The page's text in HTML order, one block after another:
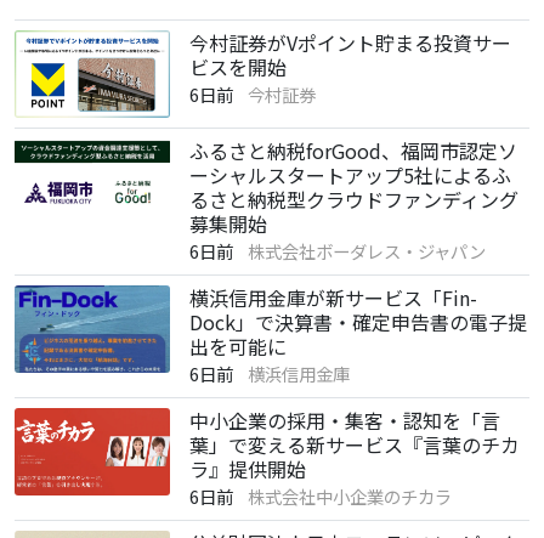
今村証券がVポイント貯まる投資サー
ビスを開始
6日前 今村証券
ふるさと納税forGood、福岡市認定ソ
ーシャルスタートアップ5社によるふ
るさと納税型クラウドファンディング
募集開始
6日前 株式会社ボーダレス・ジャパン
横浜信用金庫が新サービス「Fin-
Dock」で決算書・確定申告書の電子提
出を可能に
6日前 横浜信用金庫
中小企業の採用・集客・認知を「言
葉」で変える新サービス『言葉のチカ
ラ』提供開始
6日前 株式会社中小企業のチカラ